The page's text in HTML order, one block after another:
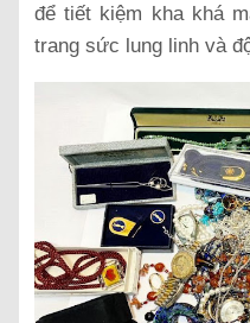
để tiết kiệm kha khá
trang sức lung linh và